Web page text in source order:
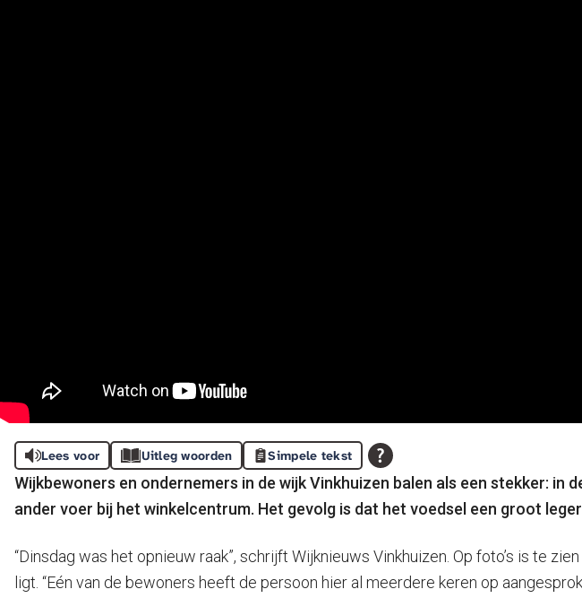
Lees voor Uitleg woorden Simpele tekst
Wijkbewoners en ondernemers in de wijk Vinkhuizen balen als een stekker:
ander voer bij het winkelcentrum. Het gevolg is dat het voedsel een groot
“Dinsdag was het opnieuw raak”, schrijft Wijknieuws Vinkhuizen. Op foto’s is te
ligt. “Eén van de bewoners heeft de persoon hier al meerdere keren op